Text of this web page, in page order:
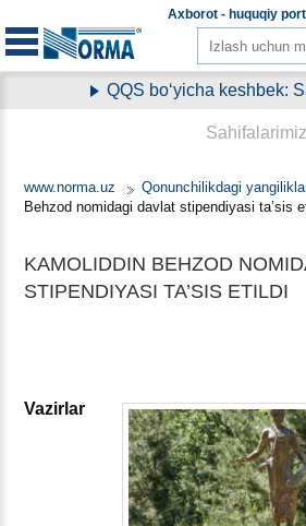
Aхborot - huquqiy
QQS boʻyicha keshbek:
www.norma.uz Qonunchilikdagi
Behzod nomidagi davlat stipendiyasi ta’sis
KAMOLIDDIN BEHZOD
STIPENDIYASI TA’SIS ETILDI
Vazirlar
Sahifalarimiz